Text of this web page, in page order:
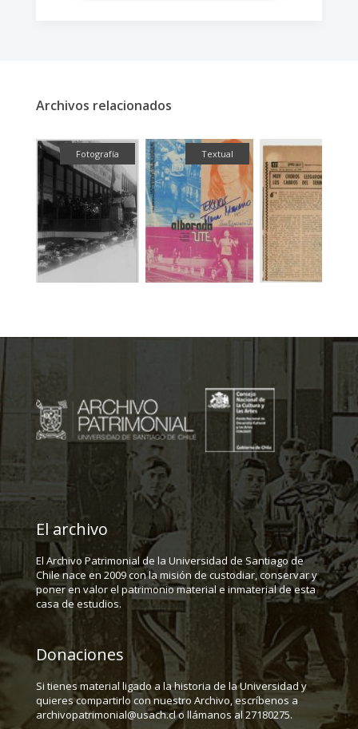
Archivos relacionados
Fotografía Textual
El archivo
El Archivo Patrimonial de la Universidad de Santiago de
Chile nace en 2009 con la misión de custodiar, conservar y
poner en valor el patrimonio material e inmaterial de esta
casa de estudios.
Donaciones
Si tienes material ligado a la historia de la Universidad y
quieres compartirlo con nuestro Archivo, escríbenos a
archivopatrimonial@usach.cl o llámanos al 27180275.